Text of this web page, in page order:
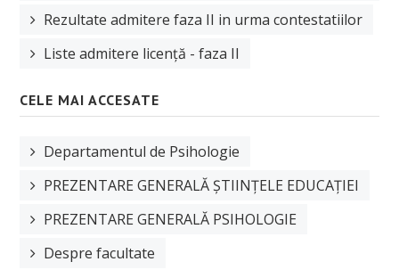
Rezultate admitere faza II in urma contestatiilor
Liste admitere licență - faza II
CELE MAI ACCESATE
Departamentul de Psihologie
PREZENTARE GENERALĂ ȘTIINȚELE EDUCAȚIEI
PREZENTARE GENERALĂ PSIHOLOGIE
Despre facultate